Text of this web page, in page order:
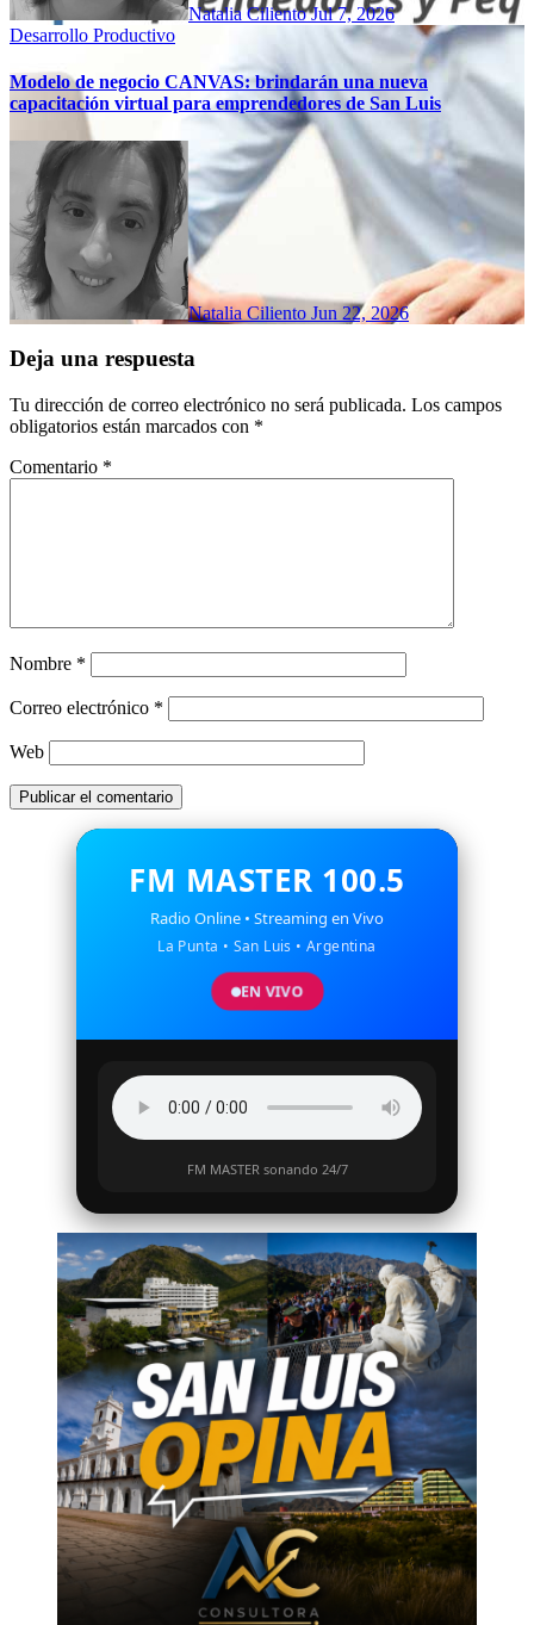
Natalia CilientoJul 7, 2026
Desarrollo Productivo
Modelo de negocio CANVAS: brindarán una nueva
capacitación virtual para emprendedores de San Luis
Natalia Ciliento Jun 22, 2026
Deja una respuesta
Tu dirección de correo electrónico no será publicada. Los campos
obligatorios están marcados con *
Comentario *
Nombre *
Correo electrónico *
Web
FM MASTER 100.5
Radio Online • Streaming en Vivo
La Punta • San Luis • Argentina
EN VIVO
FM MASTER sonando 24/7